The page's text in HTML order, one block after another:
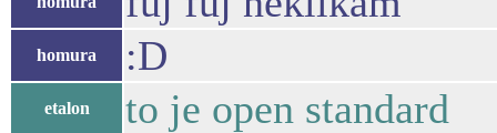
homura :D
etalon to je open standard